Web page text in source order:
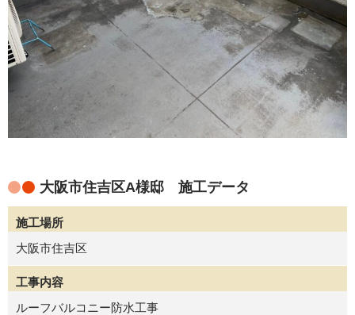
大阪市住吉区A様邸 施工データ
施工場所
大阪市住吉区
工事内容
ルーフバルコニー防水工事